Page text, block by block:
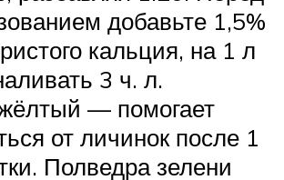
добавьте 1,5%
кальция, на 1 л
3 ч. л.
— помогает
от личинок после 1
Полведра зелени